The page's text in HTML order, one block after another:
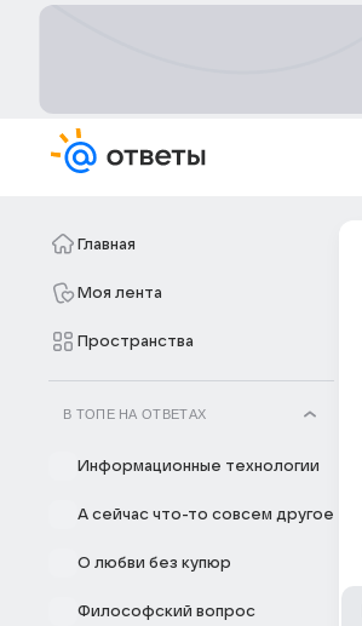
Главная
Моя лента
Пространства
В ТОПЕ НА ОТВЕТАХ
Информационные технологии
А сейчас что-то совсем другое
О любви без купюр
Философский вопрос